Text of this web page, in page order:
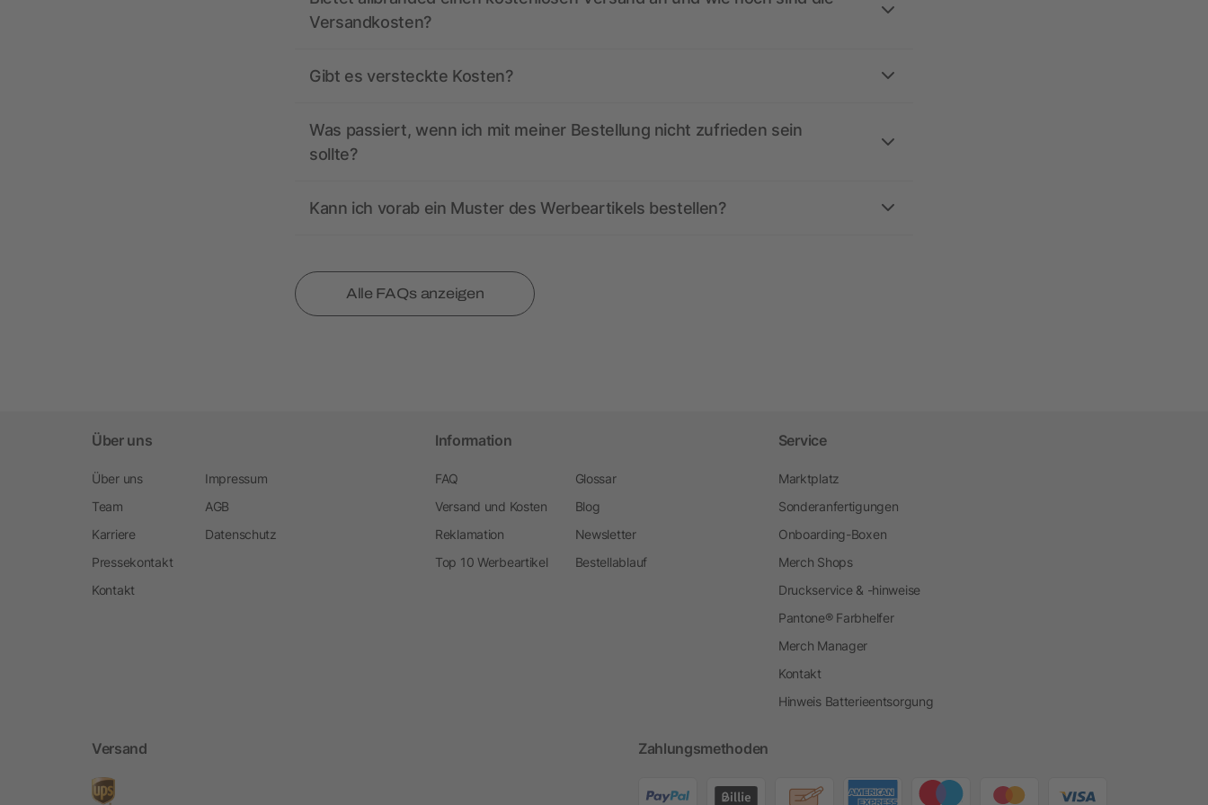
Versandkosten?
Gibt es versteckte Kosten?
Was passiert, wenn ich mit meiner Bestellung nicht zufrieden sein
sollte?
Kann ich vorab ein Muster des Werbeartikels bestellen?
Alle FAQs anzeigen
Über uns
Über uns
Team
Karriere
Pressekontakt
Kontakt
Impressum
AGB
Datenschutz
Information
FAQ
Versand und Kosten
Reklamation
Top 10 Werbeartikel
Glossar
Blog
Newsletter
Bestellablauf
Service
Marktplatz
Sonderanfertigungen
Onboarding-Boxen
Merch Shops
Druckservice & -hinweise
Pantone® Farbhelfer
Merch Manager
Kontakt
Hinweis Batterieentsorgung
Versand Zahlungsmethoden